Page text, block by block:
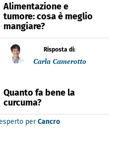
Alimentazione e
tumore: cosa è meglio
mangiare?
Risposta di:
Carla Camerotto
Quanto fa bene la
curcuma?
perCancro